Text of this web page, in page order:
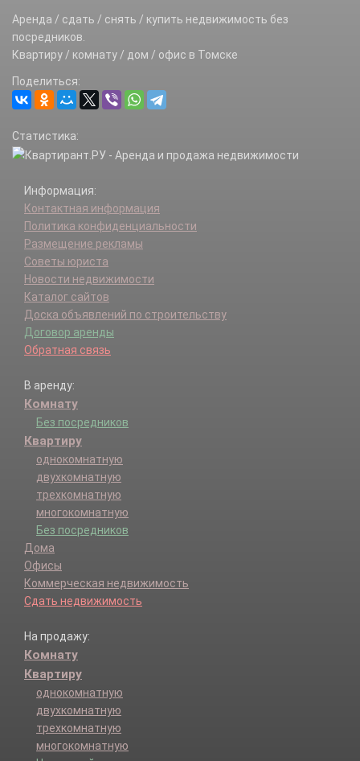
Аренда / сдать / снять / купить недвижимость без
посредников.
Квартиру / комнату / дом / офис в Томске
Поделиться:
Статистика:
Информация:
Контактная информация
Политика конфиденциальности
Размещение рекламы
Советы юриста
Новости недвижимости
Каталог сайтов
Доска объявлений по строительству
Договор аренды
Обратная связь
В аренду:
Комнату
Без посредников
Квартиру
однокомнатную
двухкомнатную
трехкомнатную
многокомнатную
Без посредников
Дома
Офисы
Коммерческая недвижимость
Сдать недвижимость
На продажу:
Комнату
Квартиру
однокомнатную
двухкомнатную
трехкомнатную
многокомнатную